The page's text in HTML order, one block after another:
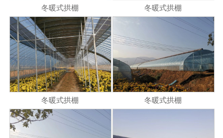
冬暖式拱棚 冬暖式拱棚
冬暖式拱棚 冬暖式拱棚